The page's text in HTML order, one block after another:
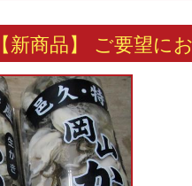
【新商品】 ご要望に